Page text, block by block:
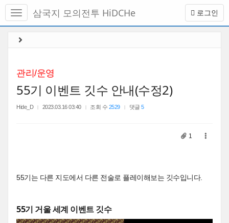
메
토
로그인
삼국지 모의전투 HiDCHe
관리/운영
55기 이벤트 깃수 안내(수정2)
Hide_D 2023.03.16 03:40 조회 수 2529 댓글5
1
55기는 다른 지도에서 다른 전술로 플레이해보는 깃수입니다.
55기 거울 세계 이벤트 깃수